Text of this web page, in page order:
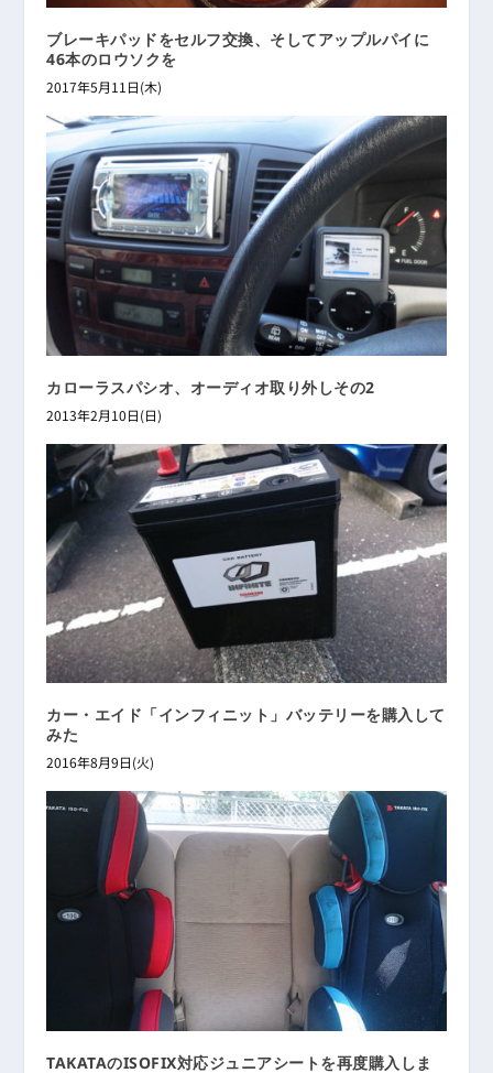
ブレーキパッドをセルフ交換、そしてアップルパイに
46本のロウソクを
2017年5月11日(木)
カローラスパシオ、オーディオ取り外しその2
2013年2月10日(日)
カー・エイド「インフィニット」バッテリーを購入して
みた
2016年8月9日(火)
TAKATAのISOFIX対応ジュニアシートを再度購入しま